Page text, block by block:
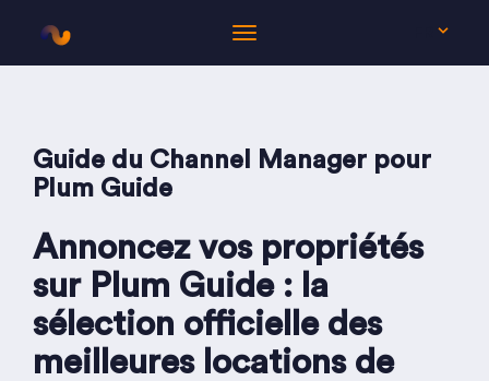
Guide du Channel Manager pour
Plum Guide
Annoncez vos propriétés
sur Plum Guide : la
sélection officielle des
meilleures locations de